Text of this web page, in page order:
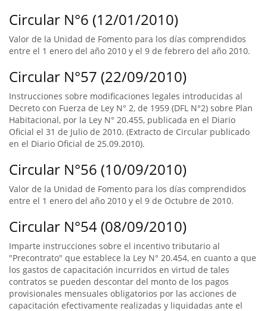
Circular N°6 (12/01/2010)
Valor de la Unidad de Fomento para los días comprendidos
entre el 1 enero del año 2010 y el 9 de febrero del año 2010.
Circular N°57 (22/09/2010)
Instrucciones sobre modificaciones legales introducidas al
Decreto con Fuerza de Ley N° 2, de 1959 (DFL N°2) sobre Plan
Habitacional, por la Ley N° 20.455, publicada en el Diario
Oficial el 31 de Julio de 2010. (Extracto de Circular publicado
en el Diario Oficial de 25.09.2010).
Circular N°56 (10/09/2010)
Valor de la Unidad de Fomento para los días comprendidos
entre el 1 enero del año 2010 y el 9 de Octubre de 2010.
Circular N°54 (08/09/2010)
Imparte instrucciones sobre el incentivo tributario al
"Precontrato" que establece la Ley N° 20.454, en cuanto a que
los gastos de capacitación incurridos en virtud de tales
contratos se pueden descontar del monto de los pagos
provisionales mensuales obligatorios por las acciones de
capacitación efectivamente realizadas y liquidadas ante el